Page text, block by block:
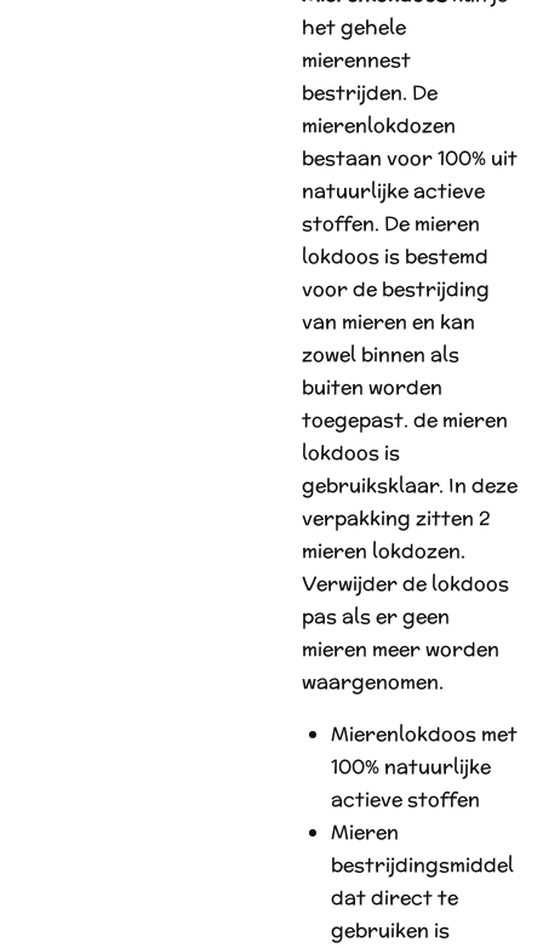
het gehele
mierennest
bestrijden. De
mierenlokdozen
bestaan voor 100% uit
natuurlijke actieve
stoffen. De mieren
lokdoos is bestemd
voor de bestrijding
van mieren en kan
zowel binnen als
buiten worden
toegepast. de mieren
lokdoos is
gebruiksklaar. In deze
verpakking zitten 2
mieren lokdozen.
Verwijder de lokdoos
pas als er geen
mieren meer worden
waargenomen.
Mierenlokdoos met
100% natuurlijke
actieve stoffen
Mieren
bestrijdingsmiddel
dat direct te
gebruiken is